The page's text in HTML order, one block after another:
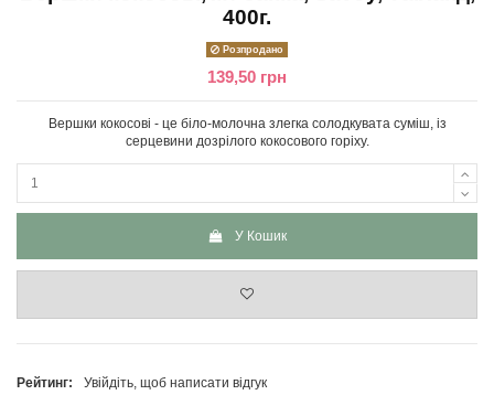
400г.
Розпродано
139,50 грн
Вершки кокосові - це біло-молочна злегка солодкувата суміш, із
серцевини дозрілого кокосового горіху.
У Кошик
Рейтинг: Увійдіть, щоб написати відгук